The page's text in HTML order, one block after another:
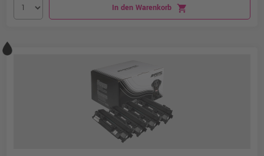
In den Warenkorb shopping_cart